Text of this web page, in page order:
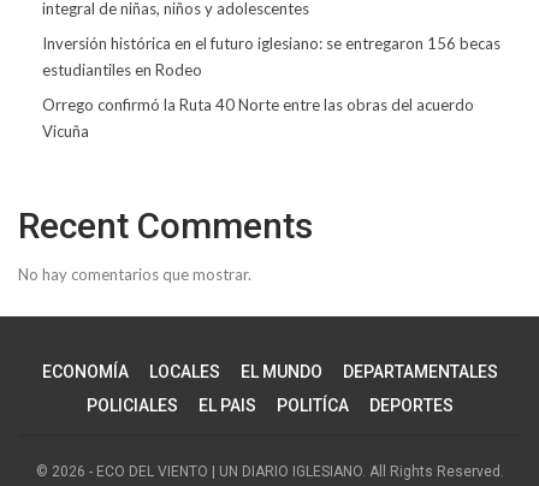
integral de niñas, niños y adolescentes
Inversión histórica en el futuro iglesiano: se entregaron 156 becas
estudiantiles en Rodeo
Orrego confirmó la Ruta 40 Norte entre las obras del acuerdo
Vicuña
Recent Comments
No hay comentarios que mostrar.
ECONOMÍA LOCALES EL MUNDO
DEPARTAMENTALES
POLICIALES
EL PAIS POLITÍCA DEPORTES
© 2026 - ECO DEL VIENTO | UN DIARIO IGLESIANO. All Rights Reserved.